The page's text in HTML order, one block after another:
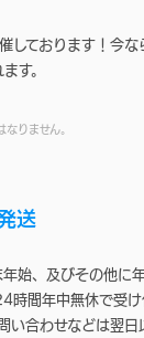
しております！今な
す。
りません。
送
始、及びその他に
時間年中無休で受
い合わせなどは翌日